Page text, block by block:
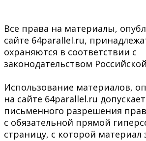
Все права на материалы,
сайте 64parallel.ru,
охраняются в соответствии с
законодательством
Использование материалов,
на сайте 64parallel.ru
письменного разрешения
с обязательной прямой
страницу, с которой материал